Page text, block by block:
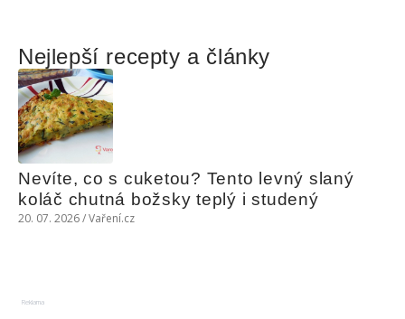
Nejlepší recepty a články
Nevíte, co s cuketou? Tento levný slaný
koláč chutná božsky teplý i studený
20. 07. 2026 / Vaření.cz
Reklama